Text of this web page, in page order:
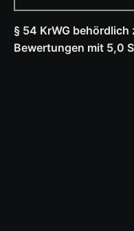
§ 54 KrWG behördlich
Bewertungen mit 5,0